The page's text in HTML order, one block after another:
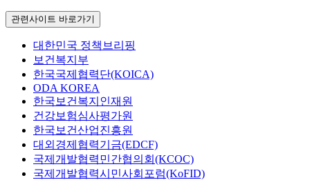
관련사이트 바로가기
대한민국 정책브리핑
보건복지부
한국국제협력단(KOICA)
ODA KOREA
한국보건복지인재원
건강보험심사평가원
한국보건산업진흥원
대외경제협력기금(EDCF)
국제개발협력민간협의회(KCOC)
국제개발협력시민사회포럼(KoFID)